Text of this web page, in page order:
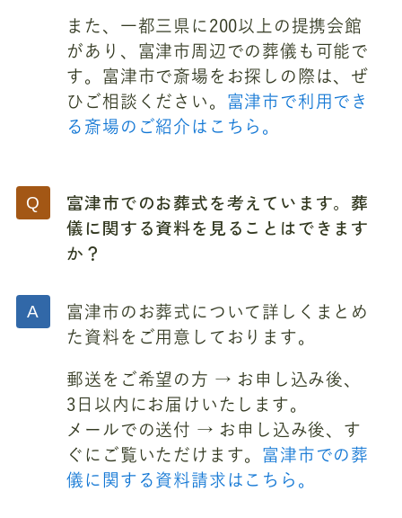
また、一都三県に200以上の提携会館
があり、富津市周辺での葬儀も可能で
す。富津市で斎場をお探しの際は、ぜ
ひご相談ください。 富津市で利用でき
る斎場のご紹介はこちら。
富津市でのお葬式を考えています。葬
儀に関する資料を見ることはできます
か？
富津市のお葬式について詳しくまとめ
た資料をご用意しております。
郵送をご希望の方 → お申し込み後、
3日以内にお届けいたします。
メールでの送付 → お申し込み後、す
ぐにご覧いただけます。 富津市での葬
儀に関する資料請求はこちら。